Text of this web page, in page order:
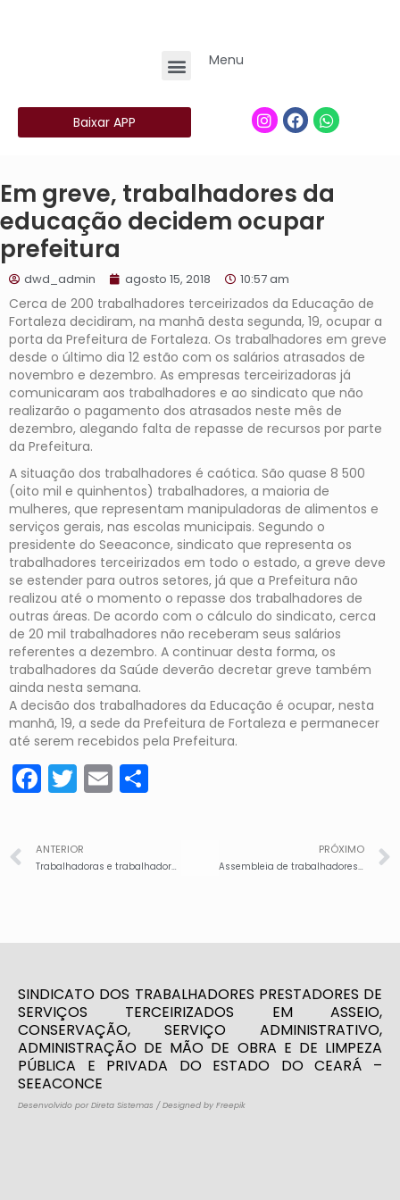
Menu
Baixar APP
Em greve, trabalhadores da
educação decidem ocupar
prefeitura
dwd_admin agosto 15, 2018 10:57 am
Cerca de 200 trabalhadores terceirizados da Educação de
Fortaleza decidiram, na manhã desta segunda, 19, ocupar a
porta da Prefeitura de Fortaleza. Os trabalhadores em greve
desde o último dia 12 estão com os salários atrasados de
novembro e dezembro. As empresas terceirizadoras já
comunicaram aos trabalhadores e ao sindicato que não
realizarão o pagamento dos atrasados neste mês de
dezembro, alegando falta de repasse de recursos por parte
da Prefeitura.
A situação dos trabalhadores é caótica. São quase 8 500
(oito mil e quinhentos) trabalhadores, a maioria de
mulheres, que representam manipuladoras de alimentos e
serviços gerais, nas escolas municipais. Segundo o
presidente do Seeaconce, sindicato que representa os
trabalhadores terceirizados em todo o estado, a greve deve
se estender para outros setores, já que a Prefeitura não
realizou até o momento o repasse dos trabalhadores de
outras áreas. De acordo com o cálculo do sindicato, cerca
de 20 mil trabalhadores não receberam seus salários
referentes a dezembro. A continuar desta forma, os
trabalhadores da Saúde deverão decretar greve também
ainda nesta semana.
A decisão dos trabalhadores da Educação é ocupar, nesta
manhã, 19, a sede da Prefeitura de Fortaleza e permanecer
até serem recebidos pela Prefeitura.
Facebook
Twitter
Email
ANTERIOR
Trabalhadoras e trabalhadores da educação de fortaleza decretam greve geral
PRÓXIMO
Assembleia de trabalhadores aprova fechamento da campanha salarial 2017 do asseio e conservação
SINDICATO DOS TRABALHADORES PRESTADORES DE
SERVIÇOS TERCEIRIZADOS EM ASSEIO,
CONSERVAÇÃO, SERVIÇO ADMINISTRATIVO,
ADMINISTRAÇÃO DE MÃO DE OBRA E DE LIMPEZA
PÚBLICA E PRIVADA DO ESTADO DO CEARÁ –
SEEACONCE
Desenvolvido por Direta Sistemas / Designed by Freepik